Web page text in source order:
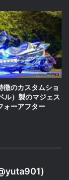
徴のカスタムショ
ル）製のマジェス
ォーアフター